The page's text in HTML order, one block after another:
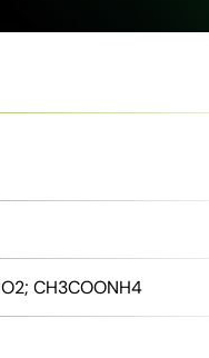
CH3COONH4